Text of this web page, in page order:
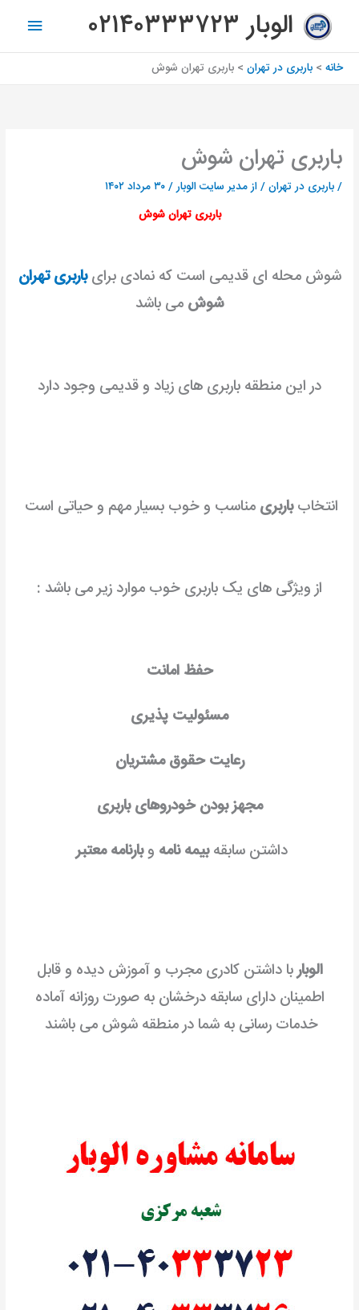
محتوا
الوبار ۰۲۱۴۰۳۳۳۷۲۳
اصلی
خانه باربری در تهران باربری تهران شوش
باربری تهران شوش
/باربری در تهران/ ازمدیر سایت الوبار/۳۰ مرداد ۱۴۰۲
باربری تهران شوش
شوش محله ای قدیمی است که نمادی برایباربری تهران
شوش می باشد
در این منطقه باربری های زیاد و قدیمی وجود دارد
انتخابباربری مناسب و خوب بسیار مهم و حیاتی است
از ویژگی های یک باربری خوب موارد زیر می باشد :
حفظ امانت
مسئولیت پذیری
رعایت حقوق مشتریان
مجهز بودن خودروهای باربری
داشتن سابقهبیمه نامه وبارنامه معتبر
الوباربا داشتن کادری مجرب و آموزش دیده و قابل
اطمینان دارای سابقه درخشان به صورت روزانه آماده
خدمات رسانی به شما در منطقه شوش می باشند